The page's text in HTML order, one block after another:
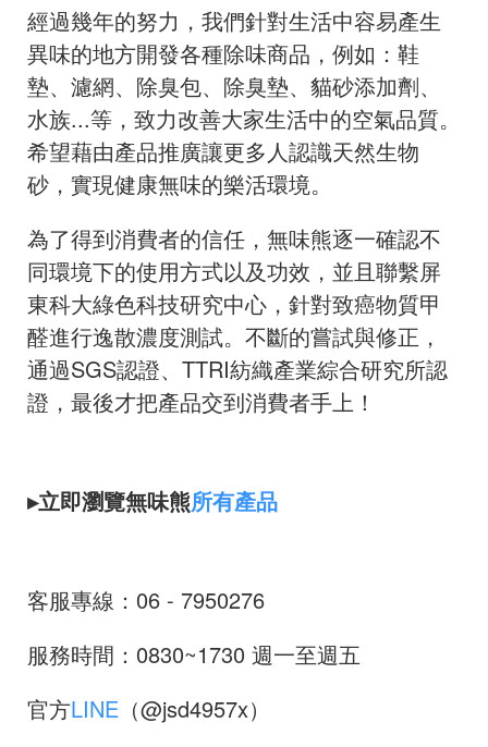
經過幾年的努力，我們針對生活中容易產生
異味的地方開發各種除味商品，例如：鞋
墊、濾網、除臭包、除臭墊、貓砂添加劑、
水族...等，致力改善大家生活中的空氣品質。
希望藉由產品推廣讓更多人認識天然生物
砂，實現健康無味的樂活環境。
為了得到消費者的信任，無味熊逐一確認不
同環境下的使用方式以及功效，並且聯繫屏
東科大綠色科技研究中心，針對致癌物質甲
醛進行逸散濃度測試。不斷的嘗試與修正，
通過SGS認證、TTRI紡織產業綜合研究所認
證，最後才把產品交到消費者手上！
▸立即瀏覽無味熊所有產品
客服專線：06 - 7950276
服務時間：0830~1730 週一至週五
官方LINE （@jsd4957x）